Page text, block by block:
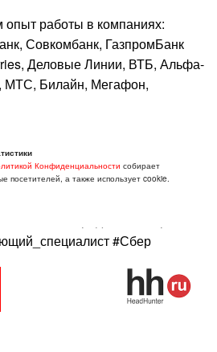
работы в компаниях:
Совкомбанк, ГазпромБанк
Деловые Линии, ВТБ, Альфа-
МТС, Билайн, Мегафон,
#менеджер
#Сбер
Конфиденциальности собирает
посетителей, а также использует cookie.